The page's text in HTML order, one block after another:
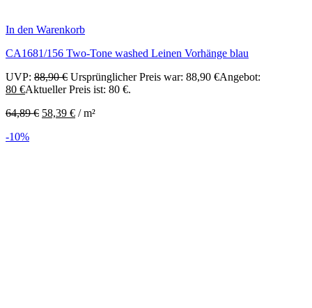
In den Warenkorb
CA1681/156 Two-Tone washed Leinen Vorhänge blau
UVP: 88,90€ Ursprünglicher Preis war: 88,90 €Angebot:
80 €Aktueller Preis ist: 80 €.
64,89€ 58,39 € /m²
-10%